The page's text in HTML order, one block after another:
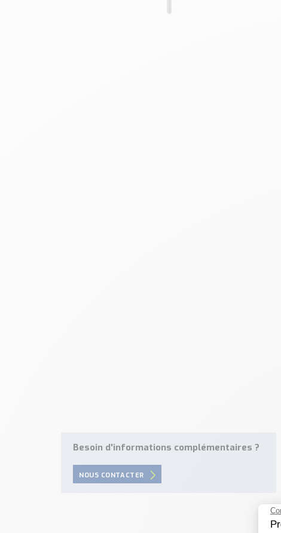
Besoin d'informations complémentaires ?
NOUS CONTACTER